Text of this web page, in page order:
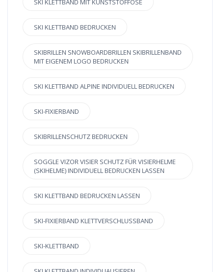
SKI KLETTBAND BEDRUCKEN
SKIBRILLEN SNOWBOARDBRILLEN SKIBRILLENBAND
MIT EIGENEM LOGO BEDRUCKEN
SKI KLETTBAND ALPINE INDIVIDUELL BEDRUCKEN
SKI-FIXIERBAND
SKIBRILLENSCHUTZ BEDRUCKEN
SOGGLE VIZOR VISIER SCHUTZ FÜR VISIERHELME
(SKIHELME) INDIVIDUELL BEDRUCKEN LASSEN
SKI KLETTBAND BEDRUCKEN LASSEN
SKI-FIXIERBAND KLETTVERSCHLUSSBAND
SKI-KLETTBAND